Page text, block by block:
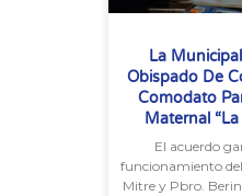
La
Obispado De
Comodato
Maternal
El acuerdo
funcionamiento
Mitre y Pbro.